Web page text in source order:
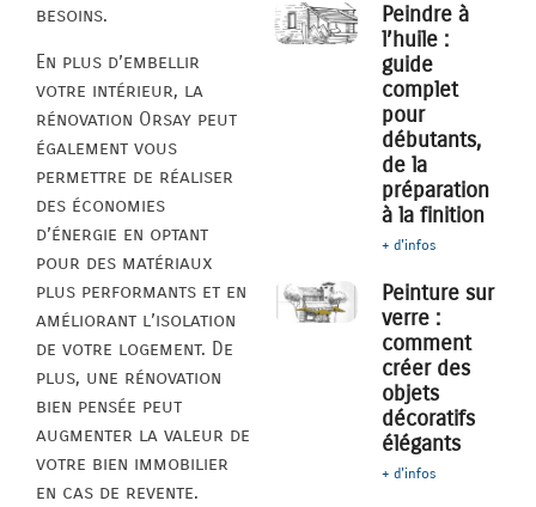
besoins.
En plus d’embellir
votre intérieur, la
rénovation Orsay peut
également vous
permettre de réaliser
des économies
d’énergie en optant
pour des matériaux
plus performants et en
améliorant l’isolation
de votre logement. De
plus, une rénovation
bien pensée peut
augmenter la valeur de
votre bien immobilier
en cas de revente.
Peindre à
l’huile :
guide
complet
pour
débutants,
de la
préparation
à la finition
+ d'infos
Peinture sur
verre :
comment
créer des
objets
décoratifs
élégants
+ d'infos